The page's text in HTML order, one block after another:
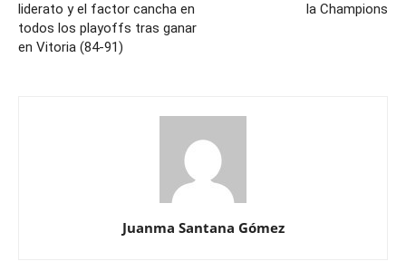
liderato y el factor cancha en
todos los playoffs tras ganar
en Vitoria (84-91)
la Champions
Juanma Santana Gómez